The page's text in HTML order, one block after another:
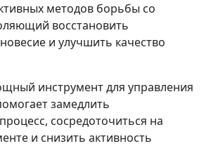
методов борьбы со
восстановить
и улучшить качество
инструмент для управления
замедлить
сосредоточиться на
и снизить активность